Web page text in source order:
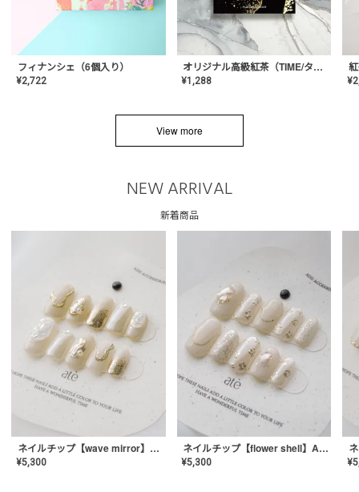
フィナンシェ（6個入り）
¥2,722
オリジナル高級紅茶（TIME/タイム）【ギフト/プチギフト/プレゼント/内祝い/結婚式/オリジナル配合/高品質/ハーブティー/茶葉/記念日/お返し/手土産/美容/おしゃれ】
¥1,288 ¥
View more
NEW ARRIVAL
新着商品
ネイルチップ【wave mirror】AE-CONA-04
¥5,300
ネイルチップ【flower shell】AE-CONA-03
¥5,300 ¥